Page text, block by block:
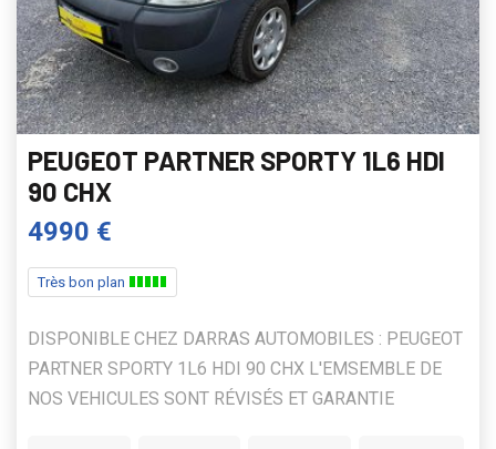
PEUGEOT PARTNER SPORTY 1L6 HDI
90 CHX
4990 €
Très bon plan
DISPONIBLE CHEZ DARRAS AUTOMOBILES : PEUGEOT
PARTNER SPORTY 1L6 HDI 90 CHX L'EMSEMBLE DE
NOS VEHICULES SONT RÉVISÉS ET GARANTIE